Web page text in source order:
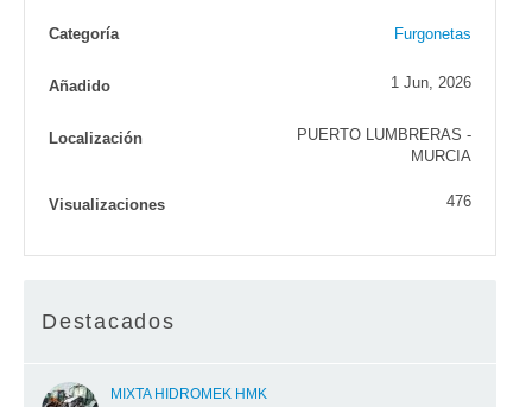
Categoría Furgonetas
Añadido 1 Jun, 2026
Localización
PUERTO LUMBRERAS -
MURCIA
Visualizaciones 476
Destacados
MIXTA HIDROMEK HMK